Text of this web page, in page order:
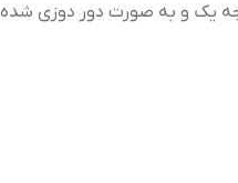
یک و به صورت دور دوزی شده